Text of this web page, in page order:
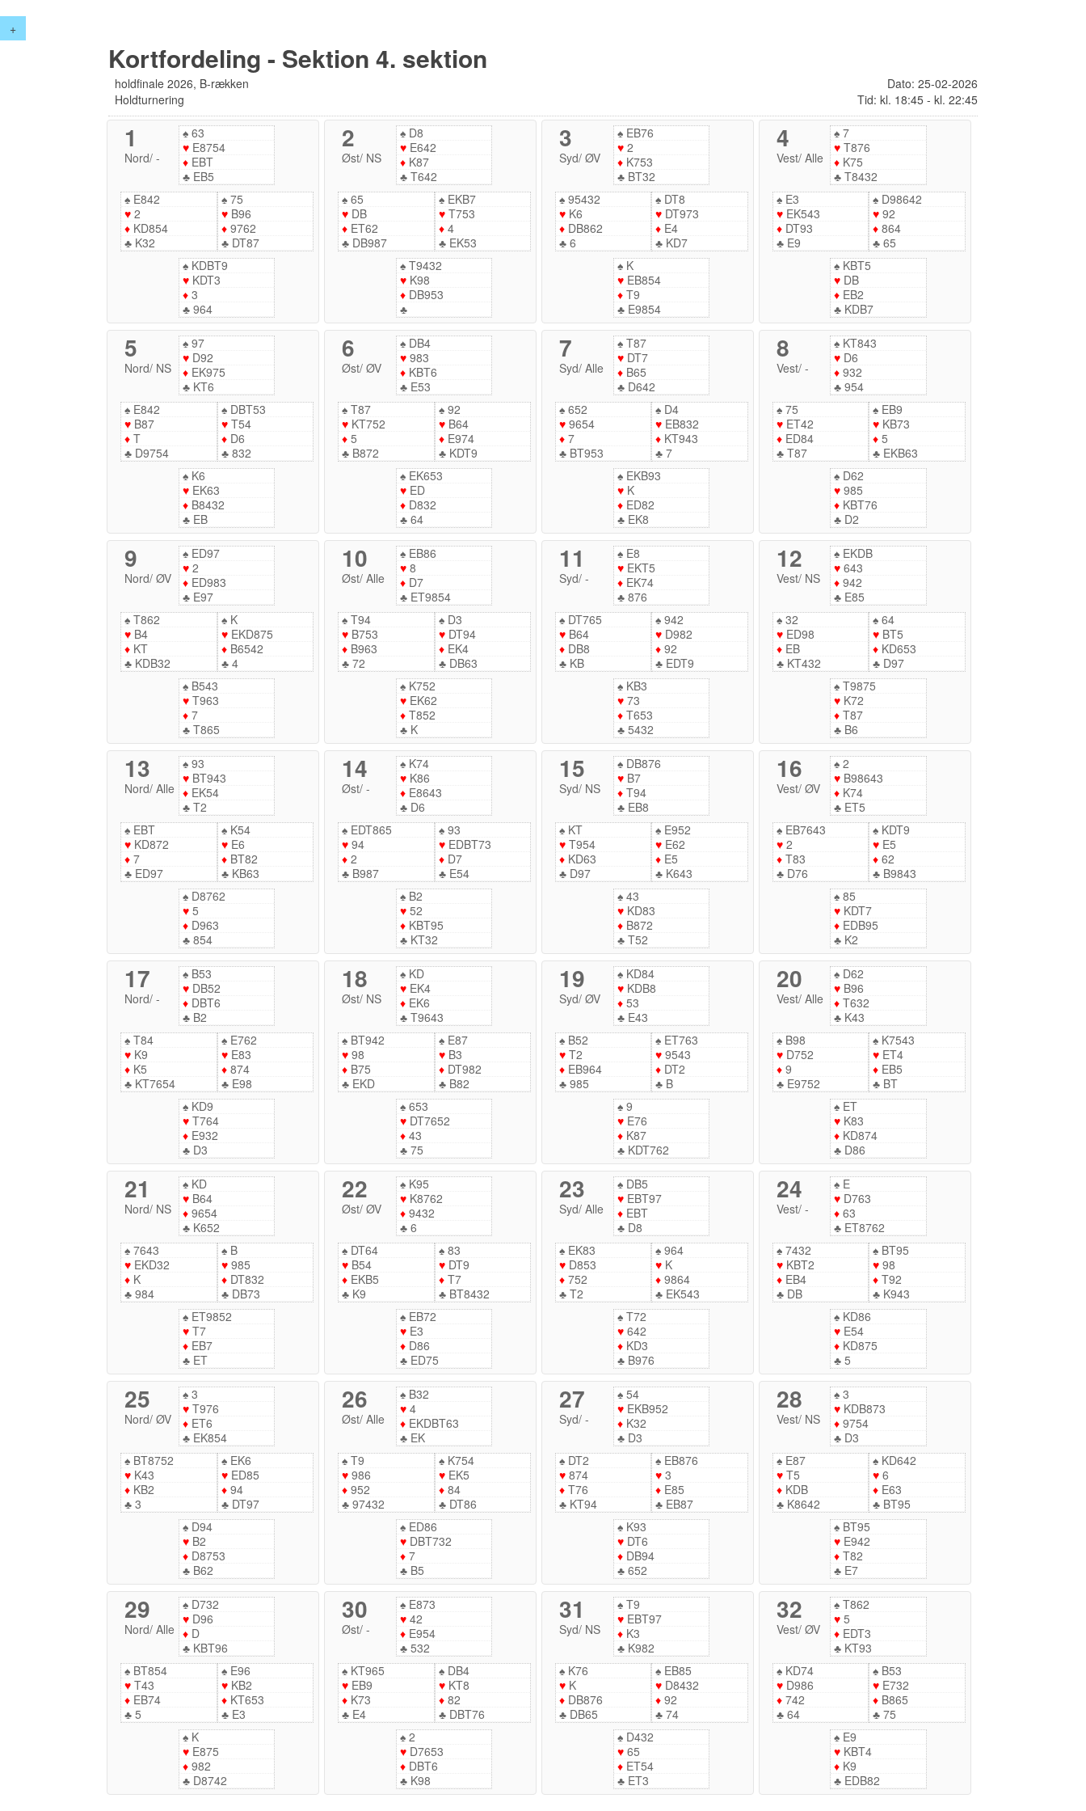
+
Kortfordeling - Sektion 4. sektion
holdfinale 2026, B-rækken
Holdturnering
Dato: 25-02-2026
Tid: kl. 18:45 - kl. 22:45
1
Nord/-
♠ 63
♥ E8754
♦ EBT
♣ EB5
♠ E842
♥ 2
♦ KD854
♣ K32
♠75
♥B96
♦9762
♣DT87
♠ KDBT9
♥ KDT3
♦ 3
♣ 964
2
Øst/ NS
♠D8
♥E642
♦K87
♣T642
♠ 65
♥ DB
♦ ET62
♣ DB987
♠EKB7
♥T753
♦4
♣EK53
♠T9432
♥K98
♦DB953
♣
3
Syd/ ØV
♠EB76
♥2
♦K753
♣BT32
♠ 95432
♥ K6
♦ DB862
♣ 6
♠ DT8
♥ DT973
♦ E4
♣ KD7
♠K
♥EB854
♦T9
♣E9854
4
Vest/ Alle
♠ 7
♥ T876
♦ K75
♣ T8432
♠E3
♥EK543
♦DT93
♣E9
♠ D98642
♥ 92
♦ 864
♣ 65
♠ KBT5
♥ DB
♦ EB2
♣ KDB7
5
Nord/ NS
♠ 97
♥ D92
♦ EK975
♣ KT6
♠ E842
♥ B87
♦ T
♣ D9754
♠DBT53
♥T54
♦D6
♣832
♠ K6
♥ EK63
♦ B8432
♣ EB
6
Øst/ØV
♠DB4
♥983
♦KBT6
♣E53
♠ T87
♥ KT752
♦ 5
♣ B872
♠92
♥B64
♦E974
♣KDT9
♠EK653
♥ED
♦D832
♣64
7
Syd/ Alle
♠T87
♥DT7
♦B65
♣D642
♠ 652
♥ 9654
♦ 7
♣ BT953
♠ D4
♥ EB832
♦ KT943
♣ 7
♠EKB93
♥K
♦ED82
♣EK8
8
Vest/ -
♠ KT843
♥ D6
♦ 932
♣ 954
♠75
♥ET42
♦ED84
♣T87
♠ EB9
♥ KB73
♦ 5
♣ EKB63
♠ D62
♥ 985
♦ KBT76
♣ D2
9
Nord/ØV
♠ ED97
♥ 2
♦ ED983
♣ E97
♠ T862
♥ B4
♦ KT
♣ KDB32
♠K
♥EKD875
♦B6542
♣4
♠ B543
♥ T963
♦ 7
♣ T865
10
Øst/Alle
♠EB86
♥8
♦D7
♣ET9854
♠ T94
♥ B753
♦ B963
♣ 72
♠D3
♥DT94
♦EK4
♣DB63
♠K752
♥EK62
♦T852
♣K
11
Syd/ -
♠E8
♥EKT5
♦EK74
♣876
♠ DT765
♥ B64
♦ DB8
♣ KB
♠ 942
♥ D982
♦ 92
♣ EDT9
♠KB3
♥73
♦T653
♣5432
12
Vest/ NS
♠ EKDB
♥ 643
♦ 942
♣ E85
♠32
♥ED98
♦EB
♣KT432
♠ 64
♥ BT5
♦ KD653
♣ D97
♠ T9875
♥ K72
♦ T87
♣ B6
13
Nord/Alle
♠ 93
♥ BT943
♦ EK54
♣ T2
♠ EBT
♥ KD872
♦ 7
♣ ED97
♠K54
♥E6
♦BT82
♣KB63
♠ D8762
♥ 5
♦ D963
♣ 854
14
Øst/-
♠K74
♥K86
♦E8643
♣D6
♠ EDT865
♥ 94
♦ 2
♣ B987
♠93
♥EDBT73
♦D7
♣E54
♠B2
♥52
♦KBT95
♣KT32
15
Syd/ NS
♠DB876
♥B7
♦T94
♣EB8
♠ KT
♥ T954
♦ KD63
♣ D97
♠ E952
♥ E62
♦ E5
♣ K643
♠43
♥KD83
♦B872
♣T52
16
Vest/ ØV
♠ 2
♥ B98643
♦ K74
♣ ET5
♠EB7643
♥2
♦T83
♣D76
♠ KDT9
♥ E5
♦ 62
♣ B9843
♠ 85
♥ KDT7
♦ EDB95
♣ K2
17
Nord/-
♠ B53
♥ DB52
♦ DBT6
♣ B2
♠ T84
♥ K9
♦ K5
♣ KT7654
♠E762
♥E83
♦874
♣E98
♠ KD9
♥ T764
♦ E932
♣ D3
18
Øst/ NS
♠KD
♥EK4
♦EK6
♣T9643
♠ BT942
♥ 98
♦ B75
♣ EKD
♠E87
♥B3
♦DT982
♣B82
♠653
♥DT7652
♦43
♣75
19
Syd/ ØV
♠KD84
♥KDB8
♦53
♣E43
♠ B52
♥ T2
♦ EB964
♣ 985
♠ ET763
♥ 9543
♦ DT2
♣ B
♠9
♥E76
♦K87
♣KDT762
20
Vest/ Alle
♠ D62
♥ B96
♦ T632
♣ K43
♠B98
♥D752
♦9
♣E9752
♠ K7543
♥ ET4
♦ EB5
♣ BT
♠ ET
♥ K83
♦ KD874
♣ D86
21
Nord/ NS
♠ KD
♥ B64
♦ 9654
♣ K652
♠ 7643
♥ EKD32
♦ K
♣ 984
♠B
♥985
♦DT832
♣DB73
♠ ET9852
♥ T7
♦ EB7
♣ ET
22
Øst/ØV
♠K95
♥K8762
♦9432
♣6
♠ DT64
♥ B54
♦ EKB5
♣ K9
♠83
♥DT9
♦T7
♣BT8432
♠EB72
♥E3
♦D86
♣ED75
23
Syd/ Alle
♠DB5
♥EBT97
♦EBT
♣D8
♠ EK83
♥ D853
♦ 752
♣ T2
♠ 964
♥ K
♦ 9864
♣ EK543
♠T72
♥642
♦KD3
♣B976
24
Vest/ -
♠ E
♥ D763
♦ 63
♣ ET8762
♠7432
♥KBT2
♦EB4
♣DB
♠ BT95
♥ 98
♦ T92
♣ K943
♠ KD86
♥ E54
♦ KD875
♣ 5
25
Nord/ØV
♠ 3
♥ T976
♦ ET6
♣ EK854
♠ BT8752
♥ K43
♦ KB2
♣ 3
♠EK6
♥ED85
♦94
♣DT97
♠ D94
♥ B2
♦ D8753
♣ B62
26
Øst/Alle
♠B32
♥4
♦EKDBT63
♣EK
♠ T9
♥ 986
♦ 952
♣ 97432
♠K754
♥EK5
♦84
♣DT86
♠ED86
♥DBT732
♦7
♣B5
27
Syd/ -
♠54
♥EKB952
♦K32
♣D3
♠ DT2
♥ 874
♦ T76
♣ KT94
♠ EB876
♥ 3
♦ E85
♣ EB87
♠K93
♥DT6
♦DB94
♣652
28
Vest/ NS
♠ 3
♥ KDB873
♦ 9754
♣ D3
♠E87
♥T5
♦KDB
♣K8642
♠ KD642
♥ 6
♦ E63
♣ BT95
♠ BT95
♥ E942
♦ T82
♣ E7
29
Nord/Alle
♠ D732
♥ D96
♦ D
♣ KBT96
♠ BT854
♥ T43
♦ EB74
♣ 5
♠E96
♥KB2
♦KT653
♣E3
♠ K
♥ E875
♦ 982
♣ D8742
30
Øst/-
♠E873
♥42
♦E954
♣532
♠ KT965
♥ EB9
♦ K73
♣ E4
♠DB4
♥KT8
♦82
♣DBT76
♠2
♥D7653
♦DBT6
♣K98
31
Syd/ NS
♠T9
♥EBT97
♦K3
♣K982
♠ K76
♥ K
♦ DB876
♣ DB65
♠ EB85
♥ D8432
♦ 92
♣ 74
♠D432
♥65
♦ET54
♣ET3
32
Vest/ ØV
♠ T862
♥ 5
♦ EDT3
♣ KT93
♠KD74
♥D986
♦742
♣64
♠ B53
♥ E732
♦ B865
♣ 75
♠ E9
♥ KBT4
♦ K9
♣ EDB82